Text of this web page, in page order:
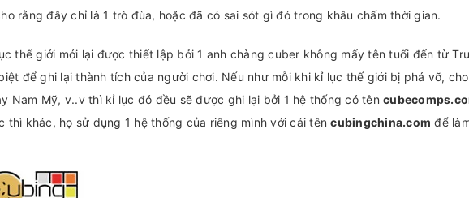
rằng đây chỉ là 1 trò đùa, hoặc đã có sai sót gì đó trong khâu chấm thời gian.
thế giới mới lại được thiết lập bởi 1 anh chàng cuber không mấy tên tuổi đến từ
để ghi lại thành tích của người chơi. Nếu như mỗi khi kỉ lục thế giới bị phá vỡ,
Nam Mỹ, v..v thì kỉ lục đó đều sẽ được ghi lại bởi 1 hệ thống có tên
thì khác, họ sử dụng 1 hệ thống của riêng mình với cái têncubingchina.com để